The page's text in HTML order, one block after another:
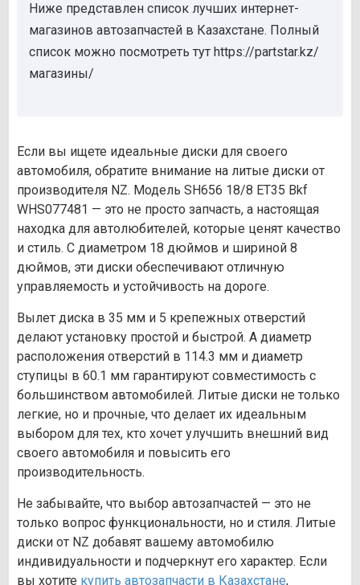
Ниже представлен список лучших интернет-
магазинов автозапчастей в Казахстане. Полный
список можно посмотреть тут https://partstar.kz/
магазины/
Если вы ищете идеальные диски для своего
автомобиля, обратите внимание на литые диски от
производителя NZ. Модель SH656 18/8 ET35 Bkf
WHS077481 — это не просто запчасть, а настоящая
находка для автолюбителей, которые ценят качество
и стиль. С диаметром 18 дюймов и шириной 8
дюймов, эти диски обеспечивают отличную
управляемость и устойчивость на дороге.
Вылет диска в 35 мм и 5 крепежных отверстий
делают установку простой и быстрой. А диаметр
расположения отверстий в 114.3 мм и диаметр
ступицы в 60.1 мм гарантируют совместимость с
большинством автомобилей. Литые диски не только
легкие, но и прочные, что делает их идеальным
выбором для тех, кто хочет улучшить внешний вид
своего автомобиля и повысить его
производительность.
Не забывайте, что выбор автозапчастей — это не
только вопрос функциональности, но и стиля. Литые
диски от NZ добавят вашему автомобилю
индивидуальности и подчеркнут его характер. Если
вы хотите купить автозапчасти в Казахстане,